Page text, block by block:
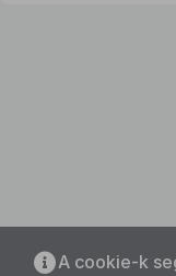
A cookie-k